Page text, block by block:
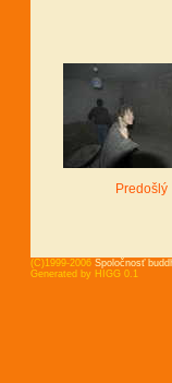
Predošlý
(C)1999-2006 Spoločnosť
Generated by HIGG 0.1